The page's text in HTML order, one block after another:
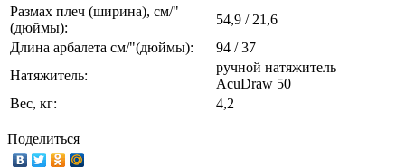
Размах плеч (ширина), см/"
(дюймы):
54,9 / 21,6
Длина арбалета см/"(дюймы):
94 / 37
Натяжитель:
ручной натяжитель
AcuDraw 50
Вес, кг:
4,2
Поделиться